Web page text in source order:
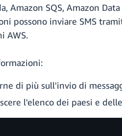
Amazon SQS, Amazon
possono inviare SMS
AWS.
di più sull'invio di
l'elenco dei paesi e